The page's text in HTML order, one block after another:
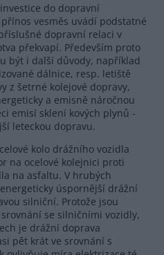
do dopravní
vesměs uvádí podstatné
dopravní relaci v
překvapí. Především proto
být i další důvody, například
dálnice, resp. letiště
z šetrné kolejové dopravy,
a emisně náročnou
emisí sklení kových plynů -
leteckou dopravu.
kolo drážního vozidla
na ocelové kolejnici proti
na asfaltu. V hrubých
úspornější drážní
silniční. Protože jsou
se silničními vozidly,
je drážní doprava
pět krát ve srovnání s